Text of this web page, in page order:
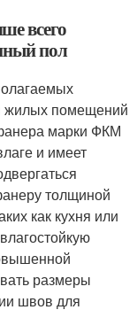
всего
пол
жилых помещений
марки ФКМ
и имеет
толщиной
как кухня или
размеры
швов для